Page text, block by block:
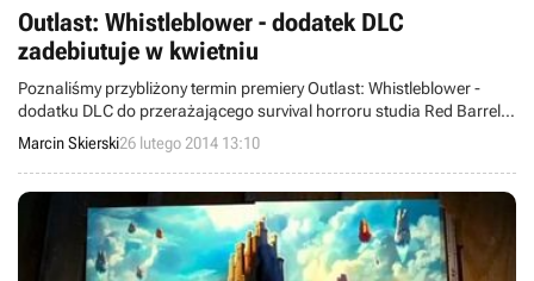
Outlast: Whistleblower - dodatek DLC
zadebiutuje w kwietniu
Poznaliśmy przybliżony termin premiery Outlast: Whistleblower -
dodatku DLC do przerażającego survival horroru studia Red Barrels.
Rozszerzenie ukaże się kwietniu w cyfrowej dystrybucji na PC oraz
PlayStation 4.
Marcin Skierski26 lutego 2014 13:10